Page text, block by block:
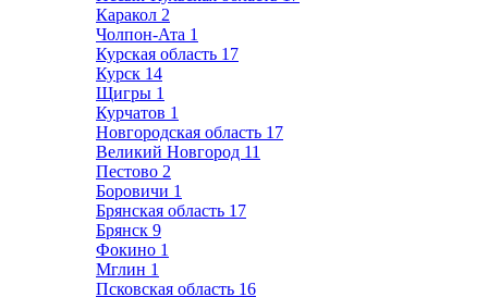
Каракол 2
Чолпон-Ата 1
Курская область 17
Курск 14
Щигры 1
Курчатов 1
Новгородская область 17
Великий Новгород 11
Пестово 2
Боровичи 1
Брянская область 17
Брянск 9
Фокино 1
Мглин 1
Псковская область 16